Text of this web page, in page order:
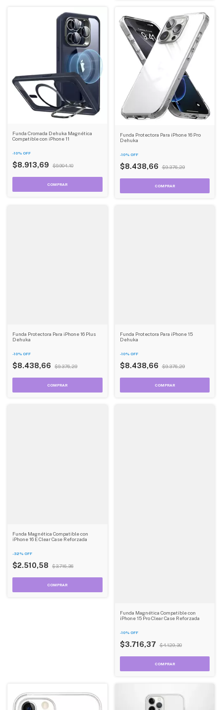
Funda Cromada Dehuka Magnética
Compatible con iPhone 11
-10% OFF
$8.913,69 $9.904,10
Funda Protectora Para iPhone 16 Pro
Dehuka
-10% OFF
$8.438,66 $9.376,29
Funda Protectora Para iPhone 16 Plus
Dehuka
-10% OFF
$8.438,66 $9.376,29
Funda Protectora Para iPhone 15
Dehuka
-10% OFF
$8.438,66 $9.376,29
Funda Magnética Compatible con
iPhone 16 E Clear Case Reforzada
-32% OFF
$2.510,58 $3.716,36
Funda Magnética Compatible con
iPhone 15 Pro Clear Case Reforzada
-10% OFF
$3.716,37 $4.129,30